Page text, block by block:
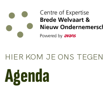
HIER KOM JE ONS TEGEN
Agenda